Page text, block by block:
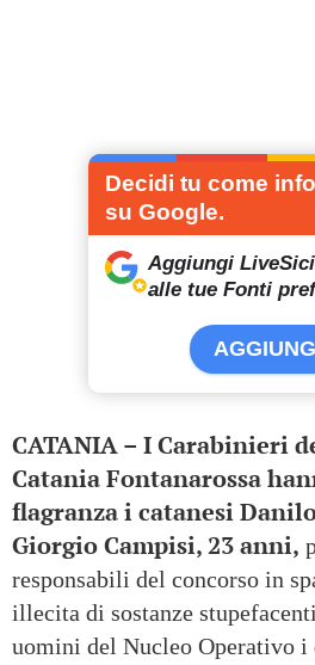
Decidi tu come
su Google.
Aggiungi
alle tue Fonti
CATANIA – I Carabinieri
Catania Fontanarossa
flagranza i catanesi
Giorgio Campisi, 23 anni,
responsabili del concorso in
illecita di sostanze
uomini del Nucleo Operativo i